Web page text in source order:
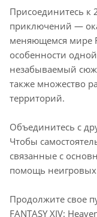
Присоединитесь к
приключений —
меняющемся мире
особенности
незабываемый
также множество
территорий.
Объединитесь с
Чтобы
связанные с
помощь
Продолжите свое
FANTASY XIV: